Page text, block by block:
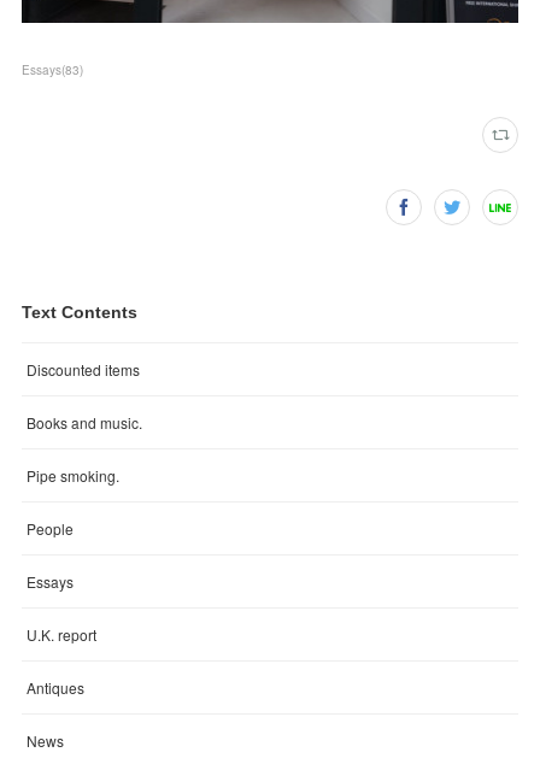
Essays(83)
Text Contents
Discounted items
Books and music.
Pipe smoking.
People
Essays
U.K. report
Antiques
News